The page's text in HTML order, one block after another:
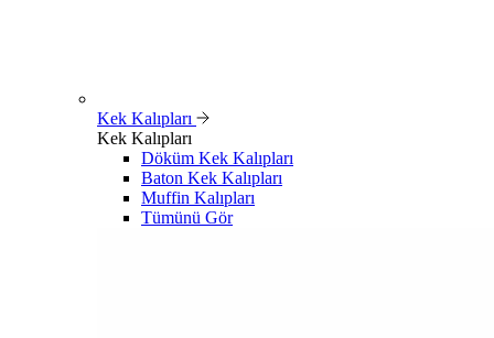
Kek Kalıpları
Kek Kalıpları
Döküm Kek Kalıpları
Baton Kek Kalıpları
Muffin Kalıpları
Tümünü Gör